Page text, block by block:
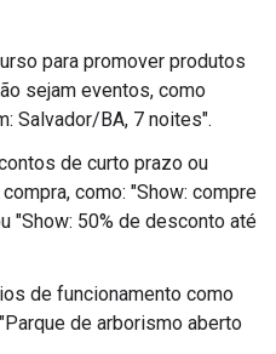
para promover produtos
sejam eventos, como
Salvador/BA, 7 noites".
de curto prazo ou
como: "Show: compre
"Show: 50% de desconto até
de funcionamento como
de arborismo aberto